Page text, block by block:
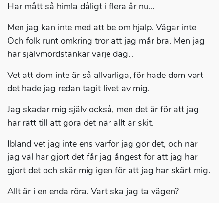
Har mått så himla dåligt i flera år nu...
Men jag kan inte med att be om hjälp. Vågar inte.
Och folk runt omkring tror att jag mår bra. Men jag
har självmordstankar varje dag...
Vet att dom inte är så allvarliga, för hade dom vart
det hade jag redan tagit livet av mig.
Jag skadar mig själv också, men det är för att jag
har rätt till att göra det när allt är skit.
Ibland vet jag inte ens varför jag gör det, och när
jag väl har gjort det får jag ångest för att jag har
gjort det och skär mig igen för att jag har skärt mig.
Allt är i en enda röra. Vart ska jag ta vägen?